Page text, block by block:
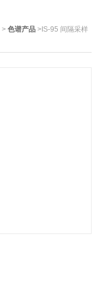
>色谱产品 >IS-95 间隔采样